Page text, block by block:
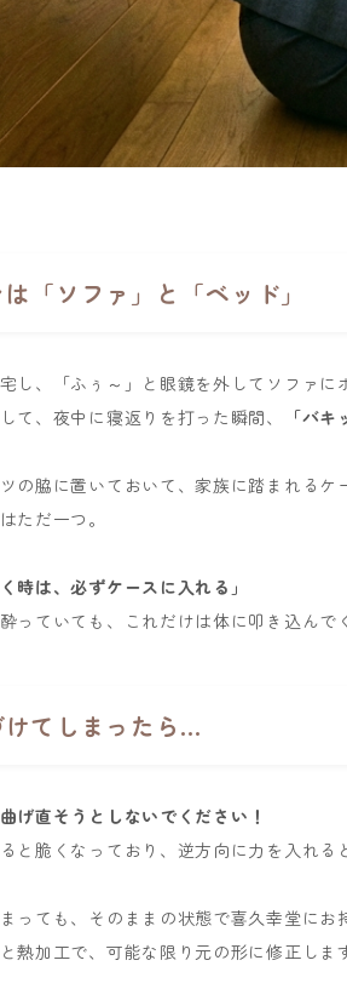
「ソファ」と「ベッド」
し、「ふぅ～」と眼鏡を外してソファに
て、夜中に寝返りを打った瞬間、
「バキ
の脇に置いておいて、家族に踏まれるケ
ただ一つ。
時は、必ずケースに入れる」
っていても、これだけは体に叩き込んで
けてしまったら…
げ直そうとしないでください！
と脆くなっており、逆方向に力を入れる
っても、そのままの状態で喜久幸堂にお
熱加工で、可能な限り元の形に修正し